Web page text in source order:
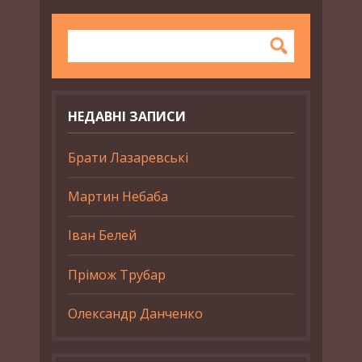
НЕДАВНІ ЗАПИСИ
Брати Лазаревські
Мартин Небаба
Іван Белей
Прімож Трубар
Олександр Данченко